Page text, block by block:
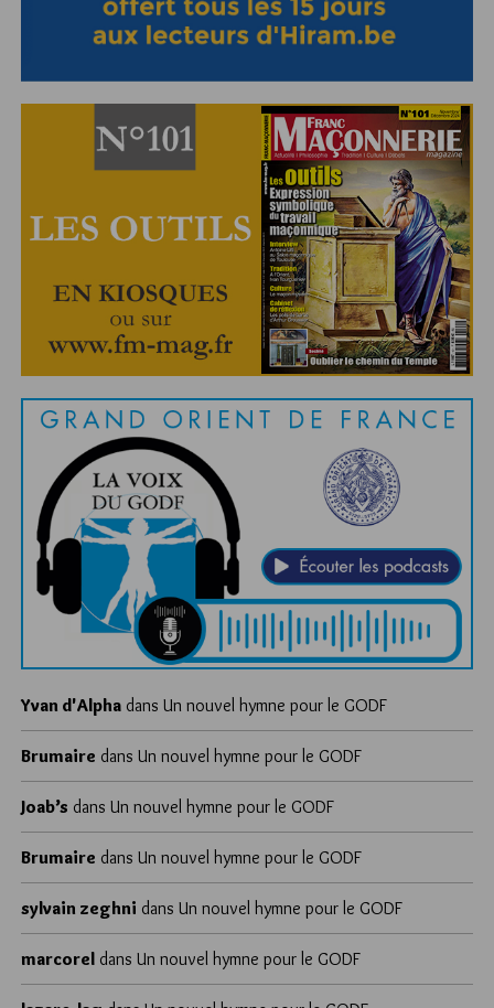
Yvan d'Alpha dans Un nouvel hymne pour le GODF
Brumaire dans Un nouvel hymne pour le GODF
Joab’s dans Un nouvel hymne pour le GODF
Brumaire dans Un nouvel hymne pour le GODF
sylvain zeghni dans Un nouvel hymne pour le GODF
marcorel dans Un nouvel hymne pour le GODF